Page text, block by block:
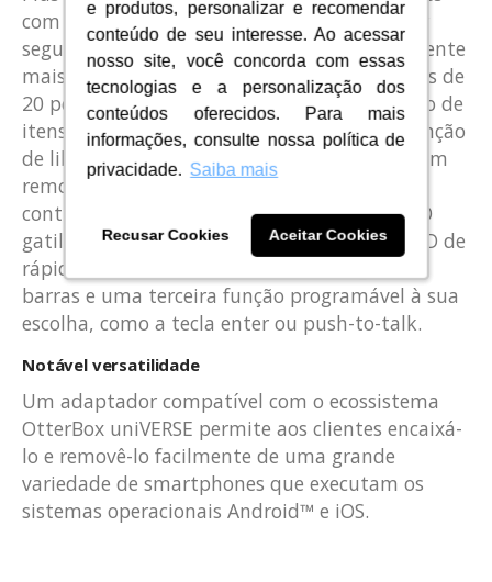
e produtos, personalizar e recomendar
conteúdo de seu interesse. Ao acessar
nosso site, você concorda com essas
tecnologias e a personalização dos
conteúdos oferecidos. Para mais
informações, consulte nossa política de
privacidade. Saiba mais
Recusar Cookies Aceitar Cookies
e produtos, personalizar e recomendar
conteúdo de seu interesse. Ao acessar
nosso site, você concorda com essas
tecnologias e a personalização dos
conteúdos oferecidos. Para mais
informações, consulte nossa política de
privacidade. Saiba mais
Recusar Cookies Aceitar Cookies
com a leitura de mais de 1.300 etiquetas por
segundo (até 30% mais rápido que o concorrente
mais próximo), um alcance de leitura de mais de
20 pés e um modo ultrapreciso de localização de
itens. Com uma bateria de 7.000 mAh e a função
de liberação rápida que pode ser acessada sem
remover o computador móvel, ele pode
continuar funcionando ininterruptamente. O
gatilho de três funções associa leitura de RFID de
rápido acesso, escaneamento de código de
barras e uma terceira função programável à sua
escolha, como a tecla enter ou push-to-talk.
Notável versatilidade
Um adaptador compatível com o ecossistema
OtterBox uniVERSE permite aos clientes encaixá-
lo e removê-lo facilmente de uma grande
variedade de smartphones que executam os
sistemas operacionais Android™ e iOS.